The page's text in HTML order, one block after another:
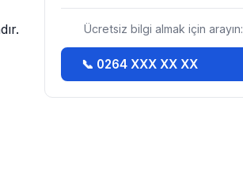
Ücretsiz bilgi almak için arayın:
📞 0264 XXX XX XX